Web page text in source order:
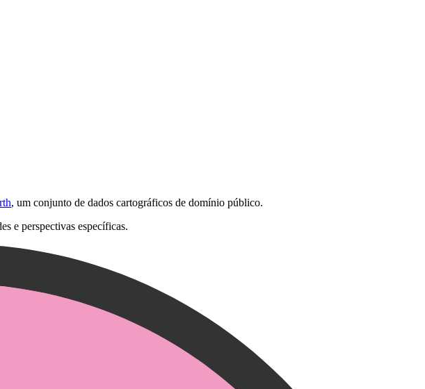
, um conjunto de dados cartográficos de domínio público.
e perspectivas específicas.